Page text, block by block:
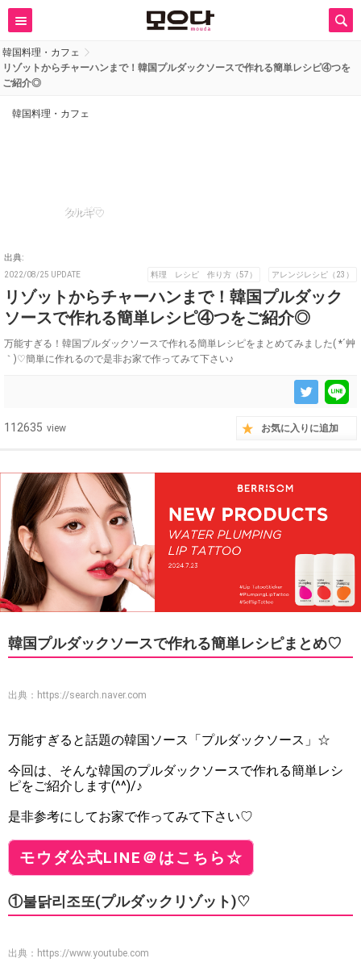
韓国料理・カフェ
リゾットからチャーハンまで！韓国プルダックソースで作れる簡単レシピ④つを
ご紹介◎
韓国料理・カフェ
タルギ♡
出典:
2022/08/25 UPDATE 料理 レシピ 作り方（57） アレンジレシピ（23）
リゾットからチャーハンまで！韓国プルダック
ソースで作れる簡単レシピ④つをご紹介◎
万能すぎる！韓国プルダックソースで作れる簡単レシピをまとめてみました( *´艸
｀)♡簡単に作れるので是非お家で作ってみて下さい♪
112635 view お気に入りに追加
韓国プルダックソースで作れる簡単レシピまとめ♡
出典： https://search.naver.com
万能すぎると話題の韓国ソース「プルダックソース」☆
今回は、そんな韓国のプルダックソースで作れる簡単レシ
ピをご紹介します(^^)/♪
是非参考にしてお家で作ってみて下さい♡
モウダ公式LINE＠はこちら☆
①불닭리조또(プルダックリゾット)♡
出典： https://www.youtube.com